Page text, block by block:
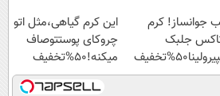
جوانساز! کرم
جلبک
این کرم گیاهی،مثل اتو
چروکای پوستتوصاف
میکنه!50%تخفیف